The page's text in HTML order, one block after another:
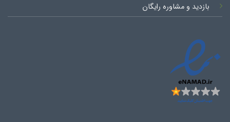
بازدید و مشاوره رایگان